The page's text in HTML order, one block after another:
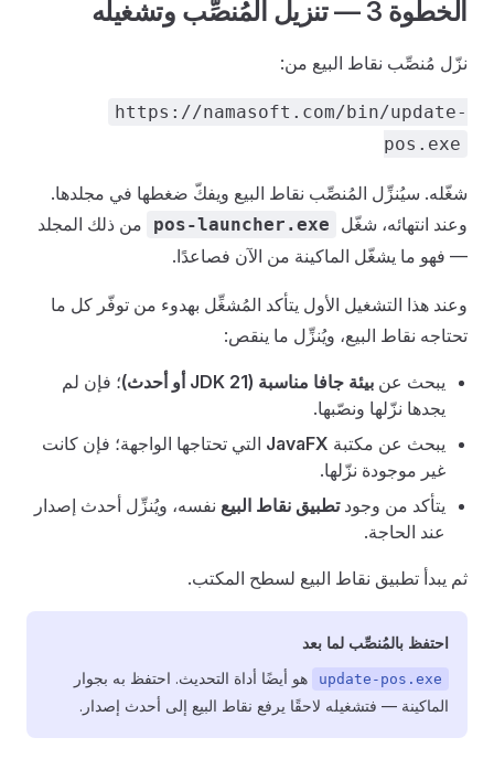
الخطوة 3 — تنزيل المُنصِّب وتشغيله
نزّل مُنصِّب نقاط البيع من:
https://namasoft.com/bin/update-
pos.exe
شغّله. سيُنزِّل المُنصِّب نقاط البيع ويفكّ ضغطها في مجلدها.
وعند انتهائه، شغّل
pos-launcher.exe
من ذلك المجلد
— فهو ما يشغّل الماكينة من الآن فصاعدًا.
وعند هذا التشغيل الأول يتأكد المُشغِّل بهدوء من توفّر كل ما
تحتاجه نقاط البيع، ويُنزِّل ما ينقص:
يبحث عن بيئة جافا مناسبة (JDK 21 أو أحدث)
؛ فإن لم
يجدها نزّلها ونصّبها.
يبحث عن مكتبة JavaFX التي تحتاجها الواجهة؛ فإن كانت
غير موجودة نزّلها.
يتأكد من وجودتطبيق نقاط البيع نفسه، ويُنزِّل أحدث إصدار
عند الحاجة.
ثم يبدأ تطبيق نقاط البيع لسطح المكتب.
احتفظ بالمُنصِّب لما بعد
update-pos.exe
هو أيضًا أداة التحديث. احتفظ به بجوار
الماكينة — فتشغيله لاحقًا يرفع نقاط البيع إلى أحدث إصدار.